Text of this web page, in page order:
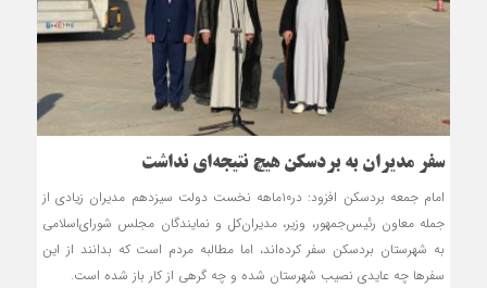
سفر مدیران به بردسکن هیچ نتیجه‌ای نداشت
امام جمعه بردسکن افزود: در۱۰ماهه نخست دولت سیزدهم مدیران زیادی از
جمله معاون رئیس‌جمهور، وزیر، مدیران‌کل و نمایندگان مجلس شورای‌اسلامی
به شهرستان بردسکن سفر کرده‌اند، اما مطالبه مردم است که بدانند از این
سفرها چه عایدی نصیب شهرستان شده و چه گرهی از کار باز شده است.